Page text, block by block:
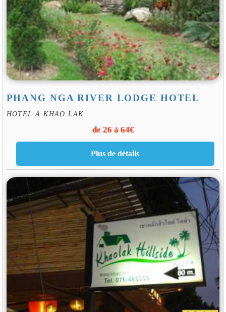
PHANG NGA RIVER LODGE HOTEL
HOTEL À KHAO LAK
de 26 à 64€